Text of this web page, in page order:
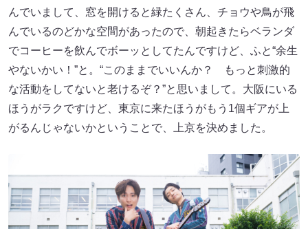
んでいまして、窓を開けると緑たくさん、チョウや鳥が飛
んでいるのどかな空間があったので、朝起きたらベランダ
でコーヒーを飲んでボーッとしてたんですけど、ふと“余生
やないかい！”と。“このままでいいんか？ もっと刺激的
な活動をしてないと老けるぞ？”と思いまして。大阪にいる
ほうがラクですけど、東京に来たほうがもう1個ギアが上
がるんじゃないかということで、上京を決めました。